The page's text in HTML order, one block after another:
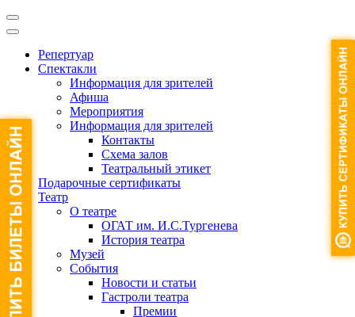
Репертуар
Спектакли
Информация для зрителей
Афиша
Мероприятия
Информация для зрителей
Контакты
Схема залов
Театральный этикет
Подарочные сертификаты
Театр
О театре
ОГАТ им. И.С.Тургенева
История театра
Музей
События
Новости и статьи
Гастроли театра
Премии